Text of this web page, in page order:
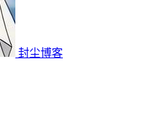
封尘博客